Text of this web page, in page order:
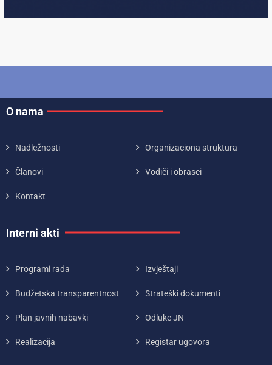
O nama
Nadležnosti Organizaciona struktura
Članovi Vodiči i obrasci
Kontakt
Interni akti
Programi rada Izvještaji
Budžetska transparentnost Strateški dokumenti
Plan javnih nabavki Odluke JN
Realizacija Registar ugovora